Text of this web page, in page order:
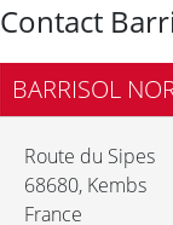
Contact
BARRISOL
Route du Sipes
68680, Kembs
France